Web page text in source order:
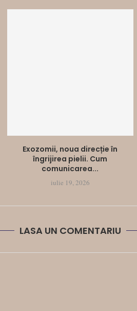
Exozomii, noua direcție în
îngrijirea pielii. Cum
comunicarea...
iulie 19, 2026
LASA UN COMENTARIU